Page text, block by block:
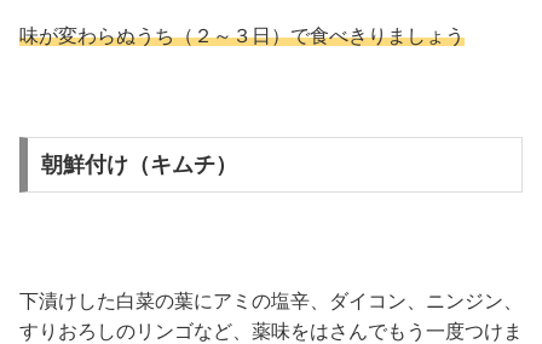
味が変わらぬうち（２～３日）で食べきりましょう
朝鮮付け（キムチ）
下漬けした白菜の葉にアミの塩辛、ダイコン、ニンジン、
すりおろしのリンゴなど、薬味をはさんでもう一度つけま